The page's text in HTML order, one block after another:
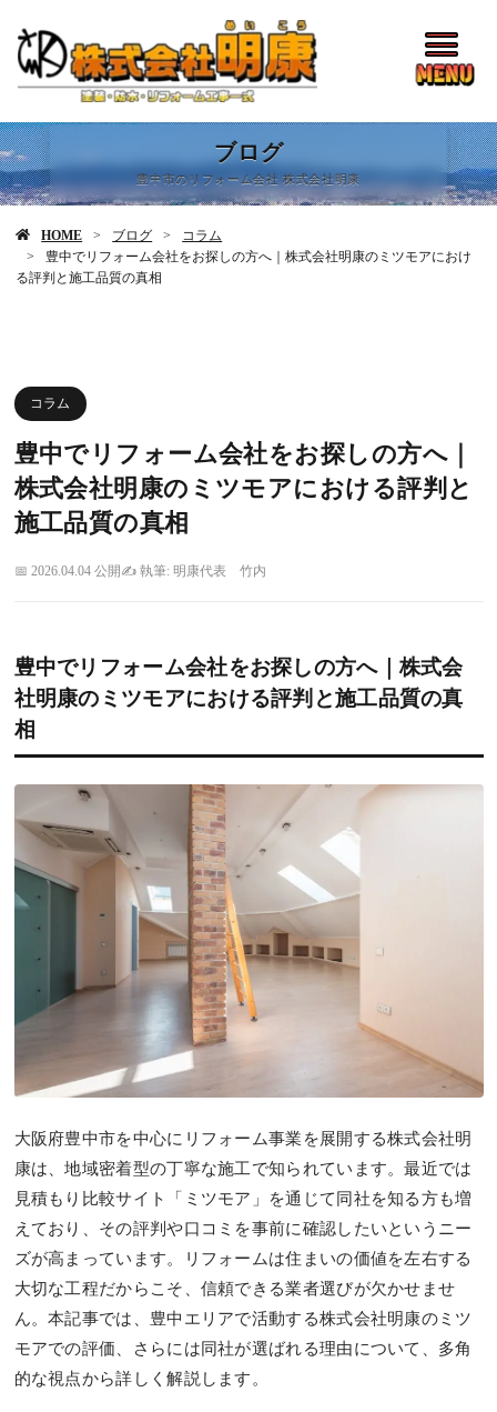
ブログ
豊中市のリフォーム会社 株式会社明康
HOME ブログ
コラム
豊中でリフォーム会社をお探しの方へ｜株式会社明康のミツモアにおけ
る評判と施工品質の真相
コラム
豊中でリフォーム会社をお探しの方へ｜
株式会社明康のミツモアにおける評判と
施工品質の真相
2026.04.04 公開 執筆: 明康代表 竹内
豊中でリフォーム会社をお探しの方へ｜株式会
社明康のミツモアにおける評判と施工品質の真
相
大阪府豊中市を中心にリフォーム事業を展開する株式会社明
康は、地域密着型の丁寧な施工で知られています。最近では
見積もり比較サイト「ミツモア」を通じて同社を知る方も増
えており、その評判や口コミを事前に確認したいというニー
ズが高まっています。リフォームは住まいの価値を左右する
大切な工程だからこそ、信頼できる業者選びが欠かせませ
ん。本記事では、豊中エリアで活動する株式会社明康のミツ
モアでの評価、さらには同社が選ばれる理由について、多角
的な視点から詳しく解説します。